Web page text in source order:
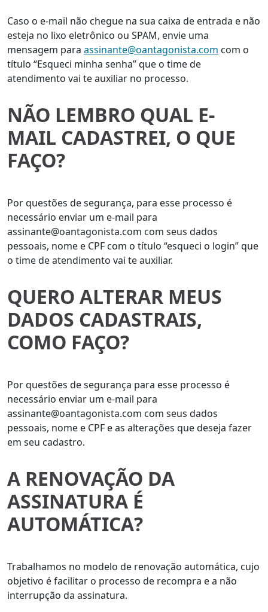
Caso o e-mail não chegue na sua caixa de entrada e não
esteja no lixo eletrônico ou SPAM, envie uma
mensagem para assinante@oantagonista.com com o
título “Esqueci minha senha” que o time de
atendimento vai te auxiliar no processo.
NÃO LEMBRO QUAL E-
MAIL CADASTREI, O QUE
FAÇO?
Por questões de segurança, para esse processo é
necessário enviar um e-mail para
assinante@oantagonista.com com seus dados
pessoais, nome e CPF com o título “esqueci o login” que
o time de atendimento vai te auxiliar.
QUERO ALTERAR MEUS
DADOS CADASTRAIS,
COMO FAÇO?
Por questões de segurança para esse processo é
necessário enviar um e-mail para
assinante@oantagonista.com com seus dados
pessoais, nome e CPF e as alterações que deseja fazer
em seu cadastro.
A RENOVAÇÃO DA
ASSINATURA É
AUTOMÁTICA?
Trabalhamos no modelo de renovação automática, cujo
objetivo é facilitar o processo de recompra e a não
interrupção da assinatura.